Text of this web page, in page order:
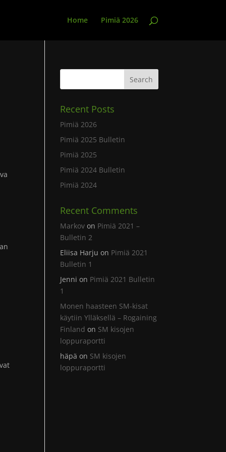
Home Pimiä 2026
Recent Posts
Pimiä 2026
Pimiä 2025 Bulletin
Pimiä 2025
Pimiä 2024 Bulletin
Pimiä 2024
Recent Comments
Markov on Pimiä 2021 –
Bulletin 2
Eliisa Harju on Pimiä 2021
Bulletin 1
Jenni on Pimiä 2021 Bulletin
1
Monen haasteen SM-kisat
käytiin Ylläksellä – Rogaining
Finland on SM kisojen
loppuraportti
häpä on SM kisojen
loppuraportti